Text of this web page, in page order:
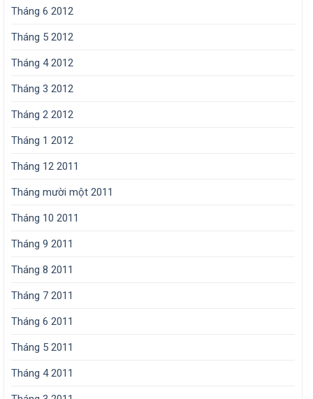
Tháng 6 2012
Tháng 5 2012
Tháng 4 2012
Tháng 3 2012
Tháng 2 2012
Tháng 1 2012
Tháng 12 2011
Tháng mười một 2011
Tháng 10 2011
Tháng 9 2011
Tháng 8 2011
Tháng 7 2011
Tháng 6 2011
Tháng 5 2011
Tháng 4 2011